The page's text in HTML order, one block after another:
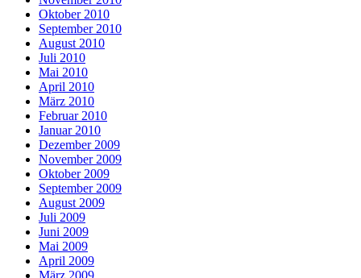
Oktober 2010
September 2010
August 2010
Juli 2010
Mai 2010
April 2010
März 2010
Februar 2010
Januar 2010
Dezember 2009
November 2009
Oktober 2009
September 2009
August 2009
Juli 2009
Juni 2009
Mai 2009
April 2009
März 2009